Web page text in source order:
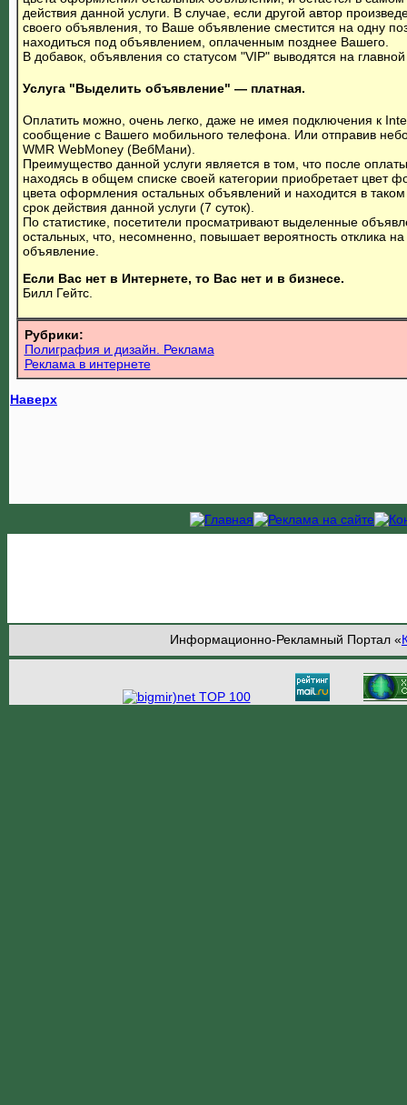
действия данной услуги. В случае, если другой автор
своего объявления, то Ваше объявление сместится на одну
находиться под объявлением, оплаченным позднее Вашего.
В добавок, объявления со статусом "VIP" выводятся на
Услуга "Выделить объявление" — платная.
Оплатить можно, очень легко, даже не имея подключения к
сообщение с Вашего мобильного телефона. Или отправив
WMR WebMoney (ВебМани).
Преимущество данной услуги является в том, что после
находясь в общем списке своей категории приобретает цвет
цвета оформления остальных объявлений и находится в
срок действия данной услуги (7 суток).
По статистике, посетители просматривают выделенные
остальных, что, несомненно, повышает вероятность отклика
объявление.
Если Вас нет в Интернете, то Вас нет и в бизнесе.
Билл Гейтс.
Рубрики:
Полиграфия и дизайн. Реклама
Реклама в интернете
Наверх
Информационно-Рекламный Портал «